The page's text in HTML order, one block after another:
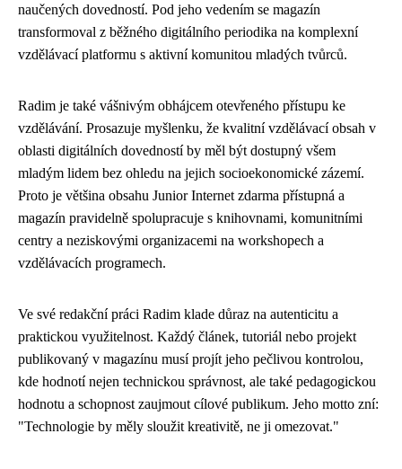
naučených dovedností. Pod jeho vedením se magazín
transformoval z běžného digitálního periodika na komplexní
vzdělávací platformu s aktivní komunitou mladých tvůrců.
Radim je také vášnivým obhájcem otevřeného přístupu ke
vzdělávání. Prosazuje myšlenku, že kvalitní vzdělávací obsah v
oblasti digitálních dovedností by měl být dostupný všem
mladým lidem bez ohledu na jejich socioekonomické zázemí.
Proto je většina obsahu Junior Internet zdarma přístupná a
magazín pravidelně spolupracuje s knihovnami, komunitními
centry a neziskovými organizacemi na workshopech a
vzdělávacích programech.
Ve své redakční práci Radim klade důraz na autenticitu a
praktickou využitelnost. Každý článek, tutoriál nebo projekt
publikovaný v magazínu musí projít jeho pečlivou kontrolou,
kde hodnotí nejen technickou správnost, ale také pedagogickou
hodnotu a schopnost zaujmout cílové publikum. Jeho motto zní:
"Technologie by měly sloužit kreativitě, ne ji omezovat."